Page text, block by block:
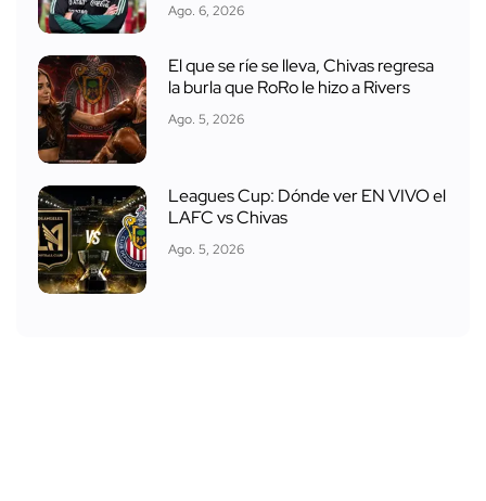
Ago. 6, 2026
El que se ríe se lleva, Chivas regresa
la burla que RoRo le hizo a Rivers
Ago. 5, 2026
Leagues Cup: Dónde ver EN VIVO el
LAFC vs Chivas
Ago. 5, 2026